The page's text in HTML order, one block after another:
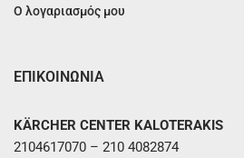
Ο λογαριασμός μου
ΕΠΙΚΟΙΝΩΝΙΑ
KÄRCHER CENTER KALOTERAKIS
2104617070 – 210 4082874